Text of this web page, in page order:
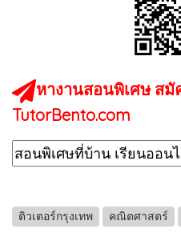
หางานสอนพิเศษ สมั
TutorBento.com
ติวเตอร์กรุงเทพ คณิตศาสตร์